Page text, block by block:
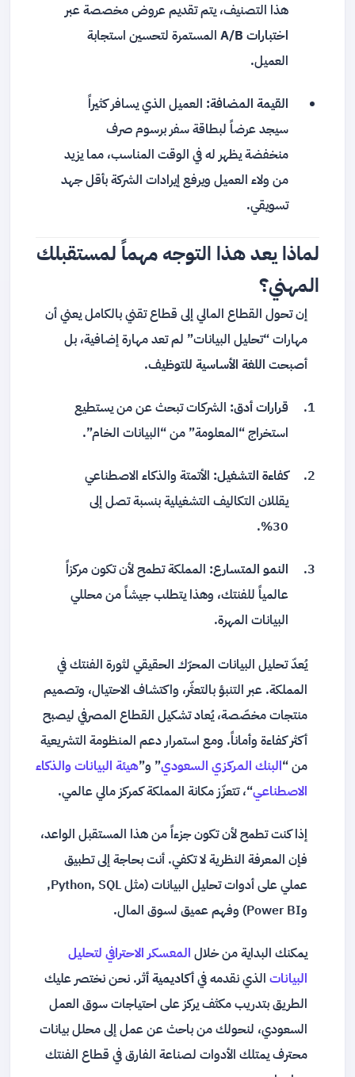
هذا التصنيف، يتم تقديم عروض مخصصة عبر
اختبارات A/B
المستمرة لتحسين استجابة
العميل.
القيمة المضافة: العميل الذي يسافر كثيراً
سيجد عرضاً لبطاقة سفر برسوم صرف
منخفضة يظهر له في الوقت المناسب، مما يزيد
من ولاء العميل ويرفع إيرادات الشركة بأقل جهد
تسويقي.
لماذا يعد هذا التوجه مهماً لمستقبلك
المهني؟
إن تحول القطاع المالي إلى قطاع تقني بالكامل يعني أن
مهارات “تحليل البيانات” لم تعد مهارة إضافية، بل
أصبحت اللغة الأساسية للتوظيف.
قرارات أدق: الشركات تبحث عن من يستطيع
استخراج “المعلومة” من “البيانات الخام”.
كفاءة التشغيل: الأتمتة والذكاء الاصطناعي
يقللان التكاليف التشغيلية بنسبة تصل إلى
30%.
النمو المتسارع: المملكة تطمح لأن تكون مركزاً
عالمياً للفنتك، وهذا يتطلب جيشاً من محللي
البيانات المهرة.
يُعدّ تحليل البيانات المحرّك الحقيقي لثورة الفنتك في
المملكة. عبر التنبؤ بالتعثّر، واكتشاف الاحتيال، وتصميم
منتجات مخصّصة، يُعاد تشكيل القطاع المصرفي ليصبح
أكثر كفاءة وأماناً. ومع استمرار دعم المنظومة التشريعية
من “البنك المركزي السعودي” و”هيئة البيانات والذكاء
الاصطناعي“، تتعزّز مكانة المملكة كمركز مالي عالمي.
إذا كنت تطمح لأن تكون جزءاً من هذا المستقبل الواعد،
فإن المعرفة النظرية لا تكفي. أنت بحاجة إلى تطبيق
عملي على أدوات تحليل البيانات (مثل Python, SQL,
وPower BI) وفهم عميق لسوق المال.
يمكنك البداية من خلال المعسكر الاحترافي لتحليل
البيانات الذي نقدمه فيأكاديمية أثر. نحن نختصر عليك
الطريق بتدريب مكثف يركز على احتياجات سوق العمل
السعودي، لنحولك من باحث عن عمل إلى محلل بيانات
محترف يمتلك الأدوات لصناعة الفارق في قطاع الفنتك